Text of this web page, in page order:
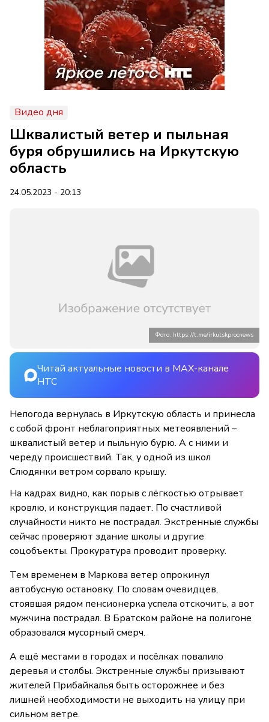
Видео дня
Шквалистый ветер и пыльная
буря обрушились на Иркутскую
область
24.05.2023 - 20:13
Фото: https://t.me/irkutskprocnews
Читай актуальные новости в MAX-канале
НТС
Непогода вернулась в Иркутскую область и принесла
с собой фронт неблагоприятных метеоявлений –
шквалистый ветер и пыльную бурю. А с ними и
череду происшествий. Так, у одной из школ
Слюдянки ветром сорвало крышу.
На кадрах видно, как порыв с лёгкостью отрывает
кровлю, и конструкция падает. По счастливой
случайности никто не пострадал. Экстренные службы
сейчас проверяют здание школы и другие
соцобъекты. Прокуратура проводит проверку.
Тем временем в Маркова ветер опрокинул
автобусную остановку. По словам очевидцев,
стоявшая рядом пенсионерка успела отскочить, а вот
мужчина пострадал. В Братском районе на полигоне
образовался мусорный смерч.
А ещё местами в городах и посёлках повалило
деревья и столбы. Экстренные службы призывают
жителей Прибайкалья быть осторожнее и без
лишней необходимости не выходить на улицу при
сильном ветре.